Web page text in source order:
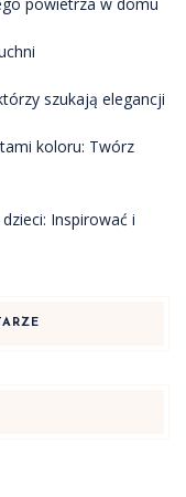
szukają elegancji
koloru: Twórz
Inspirować i